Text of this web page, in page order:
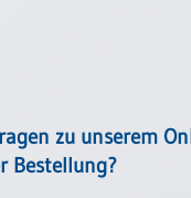
zu unserem
Bestellung?